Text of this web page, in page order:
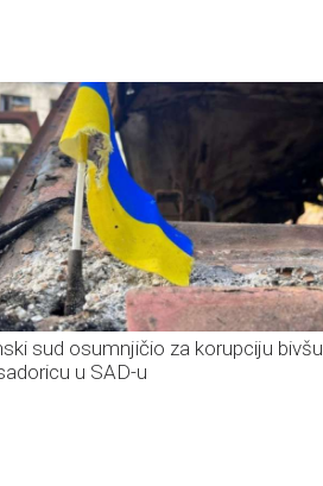
sud osumnjičio za korupciju bivšu
u SAD-u